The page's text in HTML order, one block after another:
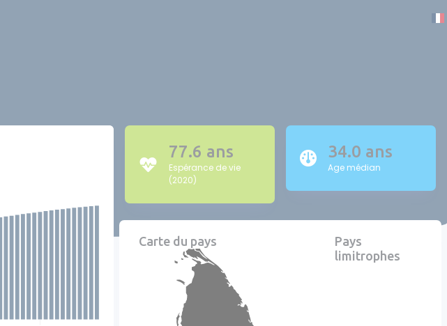
77.6 ans
Espérance de vie
(2020)
34.0 ans
Age médian
Carte du pays
Pays
limitrophes